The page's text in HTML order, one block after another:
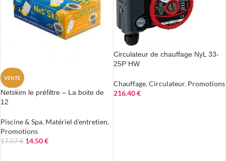
VENTE
Netskim le préfiltre – La boite de
12
Piscine & Spa, Matériel d'entretien,
Promotions
17.07€ 14.50€
Circulateur de chauffage NyL 33-
25P HW
Chauffage, Circulateur, Promotions
216.40€